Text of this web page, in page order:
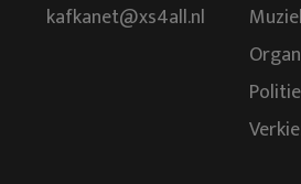
kafkanet@xs4all.nl